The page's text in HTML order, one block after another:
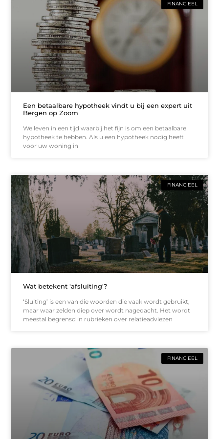
FINANCIEEL
Een betaalbare hypotheek vindt u bij een expert uit
Bergen op Zoom
We leven in een tijd waarbij het fijn is om een betaalbare
hypotheek te hebben. Als u een hypotheek nodig heeft
voor uw woning in
FINANCIEEL
Wat betekent 'afsluiting'?
‘Sluiting’ is een van die woorden die vaak wordt gebruikt,
maar waar zelden diep over wordt nagedacht. Het wordt
meestal begrensd in rubrieken over relatieadviezen
FINANCIEEL